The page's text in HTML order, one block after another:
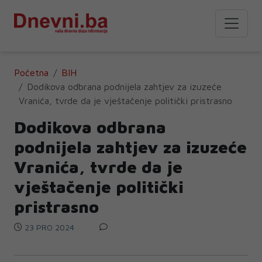
Početna
BIH
Dodikova odbrana podnijela zahtjev za izuzeće
Vranića, tvrde da je vještačenje politički pristrasno
Dodikova odbrana
podnijela zahtjev za izuzeće
Vranića, tvrde da je
vještačenje politički
pristrasno
23 PRO 2024